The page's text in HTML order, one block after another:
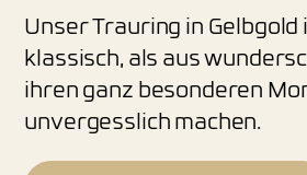
Unser Trauring in Gelbgold
klassisch, als aus
ihren ganz besonderen
unvergesslich machen.